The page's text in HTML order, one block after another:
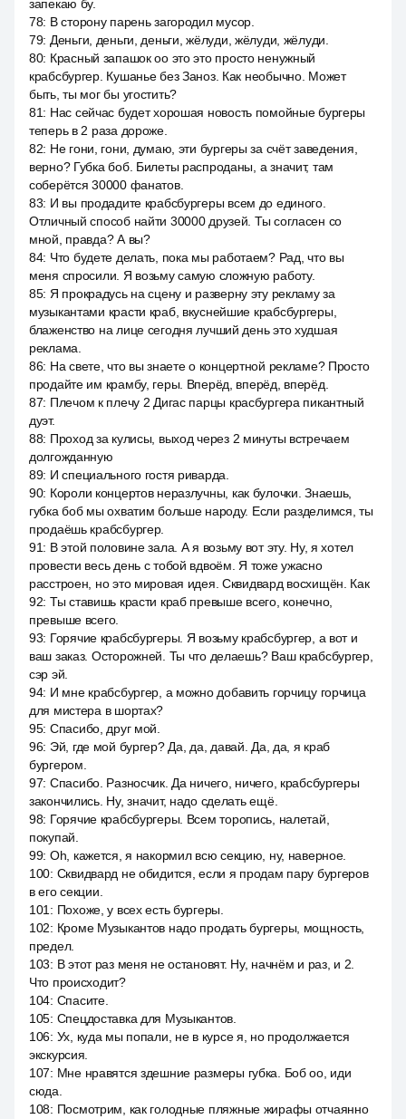
запекаю бу.
78: В сторону парень загородил мусор.
79: Деньги, деньги, деньги, жёлуди, жёлуди, жёлуди.
80: Красный запашок оо это это просто ненужный
крабсбургер. Кушанье без Заноз. Как необычно. Может
быть, ты мог бы угостить?
81: Нас сейчас будет хорошая новость помойные бургеры
теперь в 2 раза дороже.
82: Не гони, гони, думаю, эти бургеры за счёт заведения,
верно? Губка боб. Билеты распроданы, а значит, там
соберётся 30000 фанатов.
83: И вы продадите крабсбургеры всем до единого.
Отличный способ найти 30000 друзей. Ты согласен со
мной, правда? А вы?
84: Что будете делать, пока мы работаем? Рад, что вы
меня спросили. Я возьму самую сложную работу.
85: Я прокрадусь на сцену и разверну эту рекламу за
музыкантами красти краб, вкуснейшие крабсбургеры,
блаженство на лице сегодня лучший день это худшая
реклама.
86: На свете, что вы знаете о концертной рекламе? Просто
продайте им крамбу, геры. Вперёд, вперёд, вперёд.
87: Плечом к плечу 2 Дигас парцы красбургера пикантный
дуэт.
88: Проход за кулисы, выход через 2 минуты встречаем
долгожданную
89: И специального гостя риварда.
90: Короли концертов неразлучны, как булочки. Знаешь,
губка боб мы охватим больше народу. Если разделимся, ты
продаёшь крабсбургер.
91: В этой половине зала. А я возьму вот эту. Ну, я хотел
провести весь день с тобой вдвоём. Я тоже ужасно
расстроен, но это мировая идея. Сквидвард восхищён. Как
92: Ты ставишь красти краб превыше всего, конечно,
превыше всего.
93: Горячие крабсбургеры. Я возьму крабсбургер, а вот и
ваш заказ. Осторожней. Ты что делаешь? Ваш крабсбургер,
сэр эй.
94: И мне крабсбургер, а можно добавить горчицу горчица
для мистера в шортах?
95: Спасибо, друг мой.
96: Эй, где мой бургер? Да, да, давай. Да, да, я краб
бургером.
97: Спасибо. Разносчик. Да ничего, ничего, крабсбургеры
закончились. Ну, значит, надо сделать ещё.
98: Горячие крабсбургеры. Всем торопись, налетай,
покупай.
99: Oh, кажется, я накормил всю секцию, ну, наверное.
100: Сквидвард не обидится, если я продам пару бургеров
в его секции.
101 : Похоже, у всех есть бургеры.
102: Кроме Музыкантов надо продать бургеры, мощность,
предел.
103: В этот раз меня не остановят. Ну, начнём и раз, и 2.
Что происходит?
104: Спасите.
105: Спецдоставка для Музыкантов.
106: Ух, куда мы попали, не в курсе я, но продолжается
экскурсия.
107: Мне нравятся здешние размеры губка. Боб оо, иди
сюда.
108: Посмотрим, как голодные пляжные жирафы отчаянно